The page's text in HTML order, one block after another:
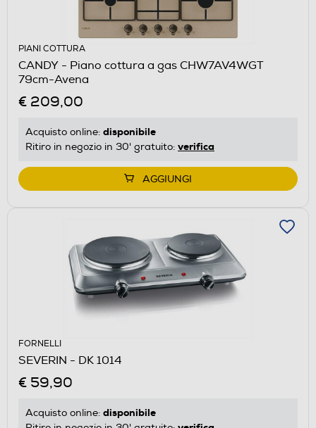
PIANI COTTURA
CANDY - Piano cottura a gas CHW7AV4WGT
79cm-Avena
€ 209,00
Acquisto online: disponibile
Ritiro in negozio in 30' gratuito: verifica
AGGIUNGI
FORNELLI
SEVERIN - DK 1014
€ 59,90
Acquisto online: disponibile